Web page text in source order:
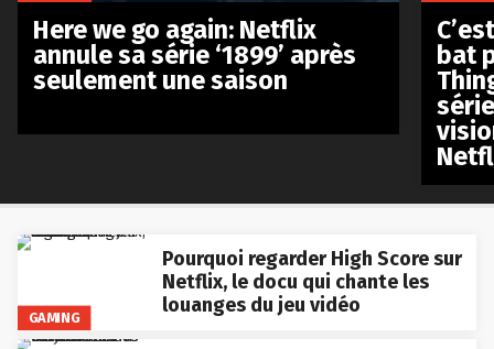
GAMING
Pourquoi regarder High Score sur
Netflix, le docu qui chante les
louanges du jeu vidéo
Here we go again: Netflix
annule sa série ‘1899’ après
seulement une saison
bat